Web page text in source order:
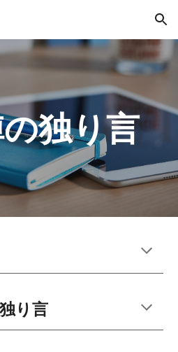
Skip to navigation
独り言
り言